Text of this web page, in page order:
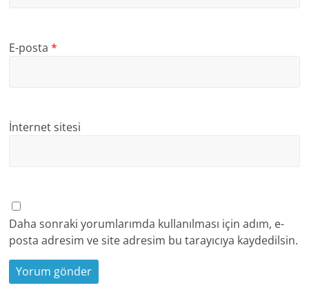
E-posta*
İnternet sitesi
Daha sonraki yorumlarımda kullanılması için adım, e-
posta adresim ve site adresim bu tarayıcıya kaydedilsin.